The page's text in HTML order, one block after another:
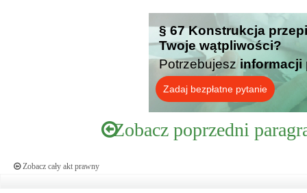
§ 67 Konstrukcja
Twoje wątpliwości?
Potrzebujesz informacji
Zadaj bezpłatne pytanie
Zobacz poprzedni
Zobacz cały akt prawny